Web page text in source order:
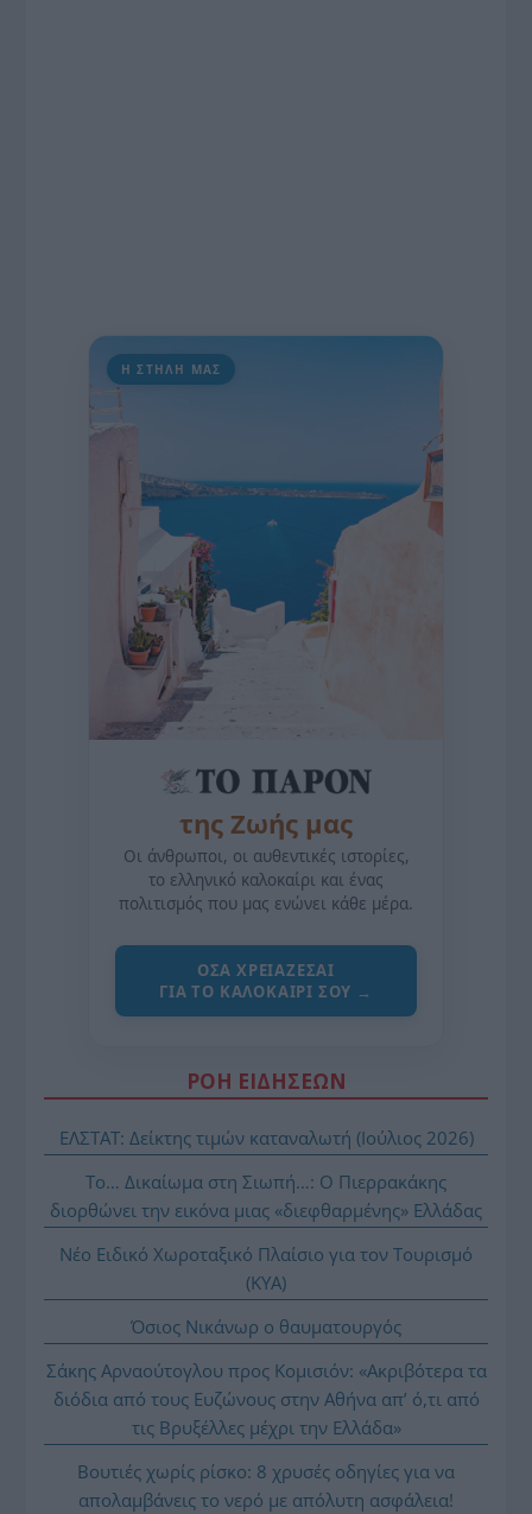
Η ΣΤΗΛΗ ΜΑΣ
της Ζωής μας
Οι άνθρωποι, οι αυθεντικές ιστορίες,
το ελληνικό καλοκαίρι και ένας
πολιτισμός που μας ενώνει κάθε μέρα.
ΌΣΑ ΧΡΕΙΆΖΕΣΑΙ
ΓΙΑ ΤΟ ΚΑΛΟΚΑΊΡΙ ΣΟΥ →
ΡΟΗ ΕΙΔΗΣΕΩΝ
ΕΛΣΤΑΤ: Δείκτης τιμών καταναλωτή (Ιούλιος 2026)
Το… Δικαίωμα στη Σιωπή…: Ο Πιερρακάκης
διορθώνει την εικόνα μιας «διεφθαρμένης» Ελλάδας
Νέο Ειδικό Χωροταξικό Πλαίσιο για τον Τουρισμό
(ΚΥΑ)
Όσιος Νικάνωρ ο θαυματουργός
Σάκης Αρναούτογλου προς Κομισιόν: «Ακριβότερα τα
διόδια από τους Ευζώνους στην Αθήνα απ’ ό,τι από
τις Βρυξέλλες μέχρι την Ελλάδα»
Βουτιές χωρίς ρίσκο: 8 χρυσές οδηγίες για να
απολαμβάνεις το νερό με απόλυτη ασφάλεια!